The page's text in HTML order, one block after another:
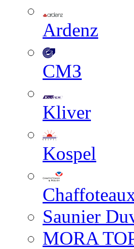
Ardenz
СМЗ
Kliver
Kospel
Saunier
MORA